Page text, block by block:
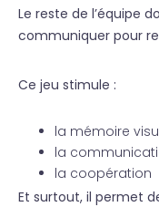
Le reste de l’équipe
communiquer pour
Ce jeu stimule :
la mémoire
la
la coopération
Et surtout, il permet